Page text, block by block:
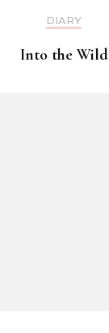
DIARY
Into the Wild